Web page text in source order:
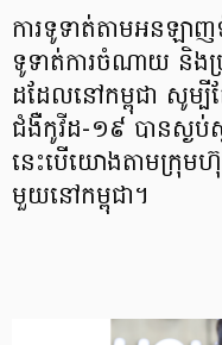
ការទូទាត់តាមអនឡាញ
ទូទាត់ការចំណាយ និងប្
ដដែលនៅកម្ពុជា សូម្បី
ជំងឺកូវីដ-១៩ បានស្ងប់
នេះបើយោងតាមក្រុមហ៊ុ
មួយនៅកម្ពុជា។